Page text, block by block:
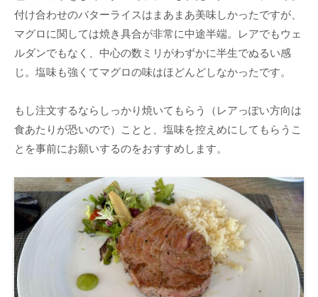
付け合わせのバターライスはまあまあ美味しかったですが、
マグロに関しては焼き具合が非常に中途半端。レアでもウェ
ルダンでもなく、中心の数ミリがわずかに半生でぬるい感
じ。塩味も強くてマグロの味はほどんどしなかったです。
もし注文するならしっかり焼いてもらう（レアっぽい方向は
食あたりが恐いので）ことと、塩味を控えめにしてもらうこ
とを事前にお願いするのをおすすめします。